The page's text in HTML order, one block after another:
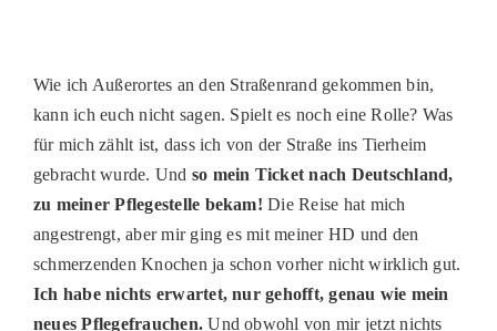
Wie ich Außerortes an den Straßenrand gekommen bin,
kann ich euch nicht sagen. Spielt es noch eine Rolle? Was
für mich zählt ist, dass ich von der Straße ins Tierheim
gebracht wurde. Und so mein Ticket nach Deutschland,
zu meiner Pflegestelle bekam! Die Reise hat mich
angestrengt, aber mir ging es mit meiner HD und den
schmerzenden Knochen ja schon vorher nicht wirklich gut.
Ich habe nichts erwartet, nur gehofft, genau wie mein
neues Pflegefrauchen. Und obwohl von mir jetzt nichts